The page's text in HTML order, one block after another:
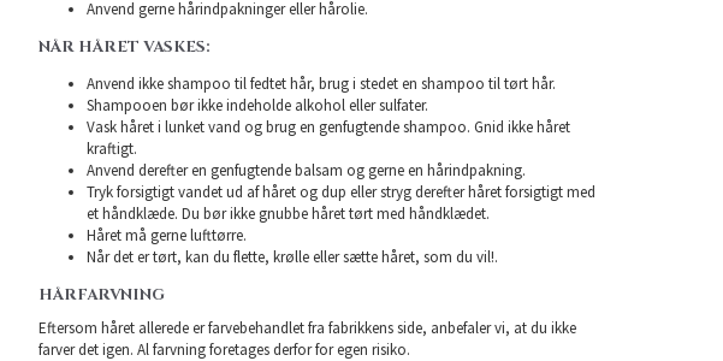
Anvend gerne hårindpakninger eller hårolie.
NÅR HÅRET VASKES:
Anvend ikke shampoo til fedtet hår, brug i stedet en shampoo til tørt hår.
Shampooen bør ikke indeholde alkohol eller sulfater.
Vask håret i lunket vand og brug en genfugtende shampoo. Gnid ikke håret
kraftigt.
Anvend derefter en genfugtende balsam og gerne en hårindpakning.
Tryk forsigtigt vandet ud af håret og dup eller stryg derefter håret forsigtigt med
et håndklæde. Du bør ikke gnubbe håret tørt med håndklædet.
Håret må gerne lufttørre.
Når det er tørt, kan du flette, krølle eller sætte håret, som du vil!.
HÅRFARVNING
Eftersom håret allerede er farvebehandlet fra fabrikkens side, anbefaler vi, at du ikke
farver det igen. Al farvning foretages derfor for egen risiko.